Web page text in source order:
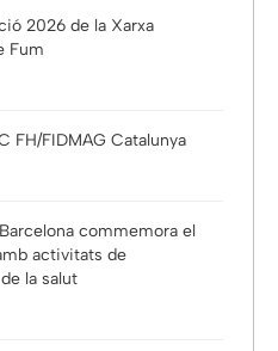
2026 de la Xarxa
Fum
FH/FIDMAG Catalunya
commemora el
activitats de
la salut